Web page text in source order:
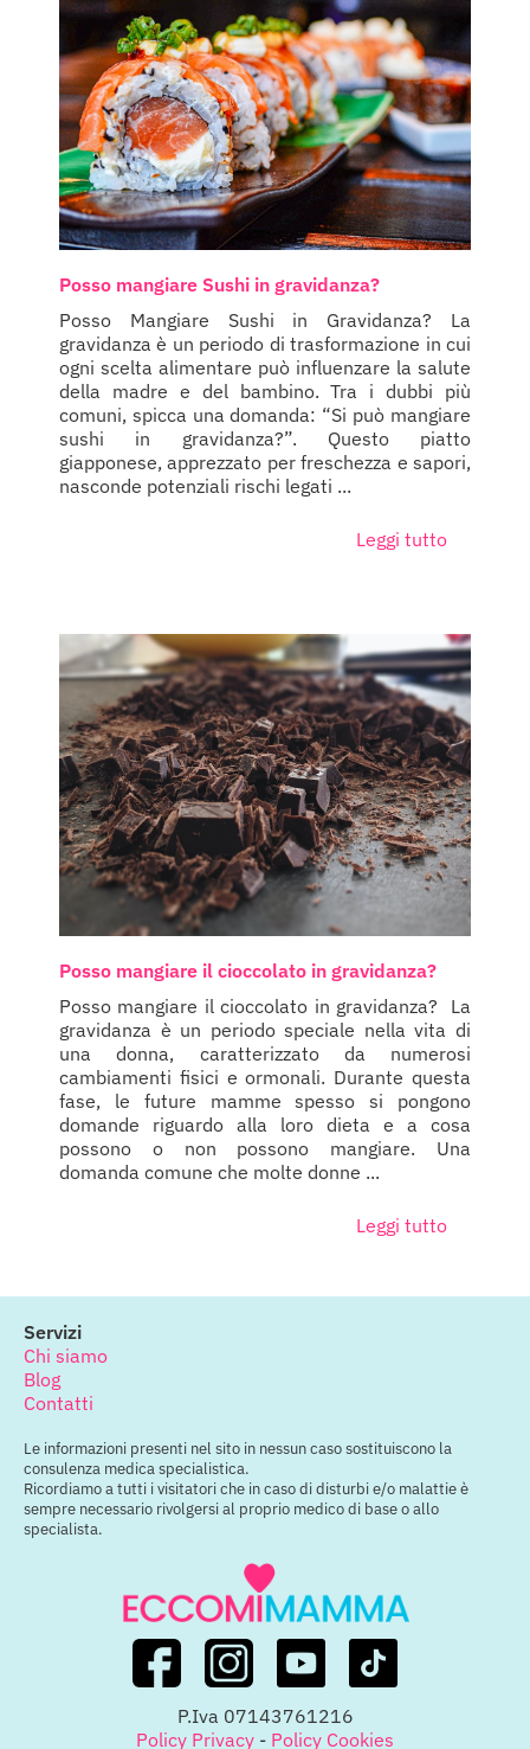
Posso mangiare Sushi in gravidanza?
Posso Mangiare Sushi in Gravidanza? La
gravidanza è un periodo di trasformazione in cui
ogni scelta alimentare può influenzare la salute
della madre e del bambino. Tra i dubbi più
comuni, spicca una domanda: “Si può mangiare
sushi in gravidanza?”. Questo piatto
giapponese, apprezzato per freschezza e sapori,
nasconde potenziali rischi legati ...
Leggi tutto
Posso mangiare il cioccolato in gravidanza?
Posso mangiare il cioccolato in gravidanza? La
gravidanza è un periodo speciale nella vita di
una donna, caratterizzato da numerosi
cambiamenti fisici e ormonali. Durante questa
fase, le future mamme spesso si pongono
domande riguardo alla loro dieta e a cosa
possono o non possono mangiare. Una
domanda comune che molte donne ...
Leggi tutto
Servizi
Chi siamo
Blog
Contatti
Le informazioni presenti nel sito in nessun caso sostituiscono la
consulenza medica specialistica.
Ricordiamo a tutti i visitatori che in caso di disturbi e/o malattie è
sempre necessario rivolgersi al proprio medico di base o allo
specialista.
P.Iva 07143761216
Policy Privacy - Policy Cookies